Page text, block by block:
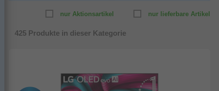
nur lieferbare Artikel
nur Aktionsartikel
425 Produkte in dieser Kategorie